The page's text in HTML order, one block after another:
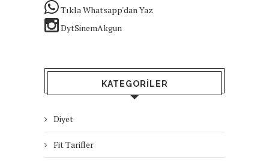
Tıkla Whatsapp'dan Yaz
DytSinemAkgun
KATEGORILER
Diyet
Fit Tarifler